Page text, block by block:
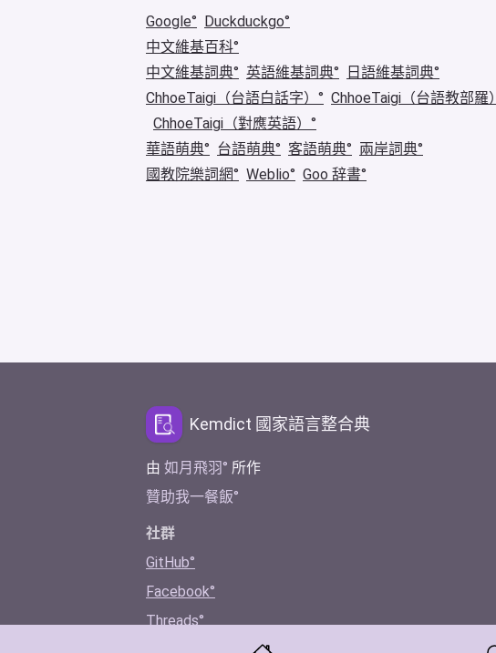
Google
Duckduckgo
中文維基百科
中文維基詞典
英語維基詞典
日語維基詞典
ChhoeTaigi（台語白話字）
ChhoeTaigi（台語教部羅）
ChhoeTaigi（對應英語）
華語萌典
台語萌典 客語萌典
兩岸詞典
國教院樂詞網
Weblio Goo 辞書
Kemdict 國家語言整合典
由 如月飛羽
所作
贊助我一餐飯
社群
GitHub
Facebook
Threads